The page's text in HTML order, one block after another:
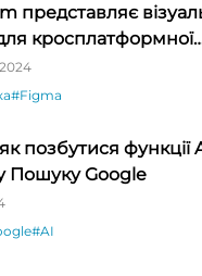
представляє
кросплатформної
#Figma
позбутися функції
Пошуку Google
#AI